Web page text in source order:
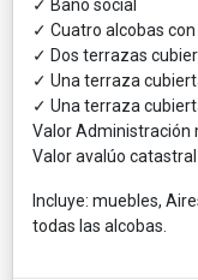
✓ Baño social
✓ Cuatro alcobas
✓ Dos terrazas
✓ Una terraza
✓ Una terraza
Valor Administración
Valor avalúo
Incluye: muebles,
todas las alcobas.